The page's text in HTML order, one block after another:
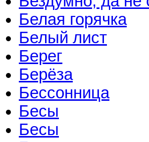
Белая горячка
Белый лист
Берег
Берёза
Бессонница
Бесы
Бесы